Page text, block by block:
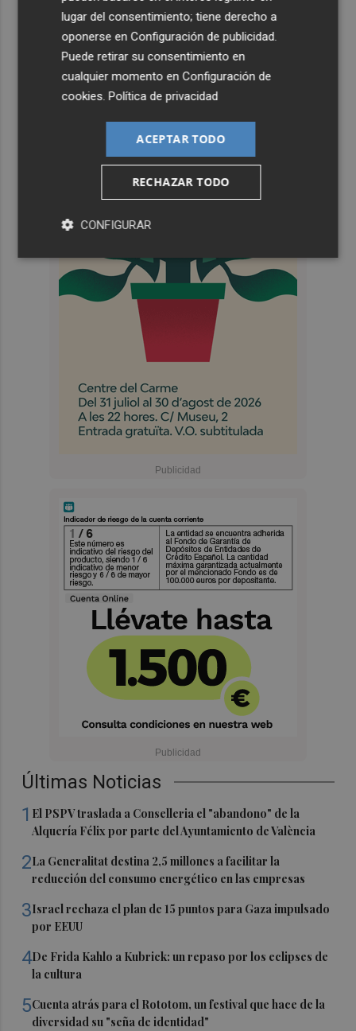
Últimas Noticias
1 El PSPV traslada a Conselleria el "abandono" de la
Alquería Félix por parte del Ayuntamiento de València
2La Generalitat destina 2,5 millones a facilitar la
reducción del consumo energético en las empresas
3Israel rechaza el plan de 15 puntos para Gaza impulsado
por EEUU
4De Frida Kahlo a Kubrick: un repaso por los eclipses de
la cultura
5Cuenta atrás para el Rototom, un festival que hace de la
diversidad su "seña de identidad"
lugar del consentimiento; tiene derecho a
oponerse enConfiguración de publicidad
Puede retirar su consentimiento en
cualquier momento enConfiguración de
cookies .Política de privacidad
ACEPTAR TODO
RECHAZAR TODO
CONFIGURAR